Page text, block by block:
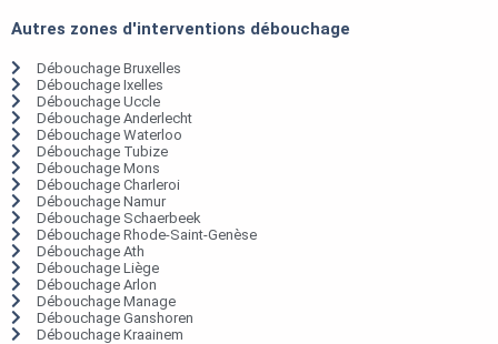
Autres zones d'interventions débouchage
Débouchage Bruxelles
Débouchage Ixelles
Débouchage Uccle
Débouchage Anderlecht
Débouchage Waterloo
Débouchage Tubize
Débouchage Mons
Débouchage Charleroi
Débouchage Namur
Débouchage Schaerbeek
Débouchage Rhode-Saint-Genèse
Débouchage Ath
Débouchage Liège
Débouchage Arlon
Débouchage Manage
Débouchage Ganshoren
Débouchage Kraainem